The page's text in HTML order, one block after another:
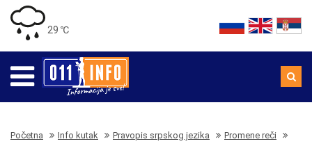
29 ℃
Početna Info kutak Pravopis srpskog jezika Promene reči